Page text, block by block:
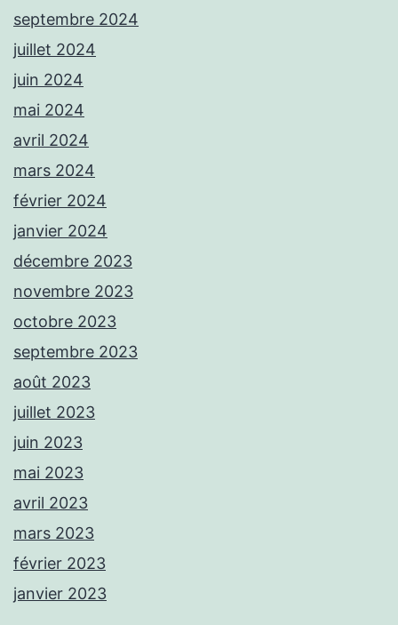
septembre 2024
juillet 2024
juin 2024
mai 2024
avril 2024
mars 2024
février 2024
janvier 2024
décembre 2023
novembre 2023
octobre 2023
septembre 2023
août 2023
juillet 2023
juin 2023
mai 2023
avril 2023
mars 2023
février 2023
janvier 2023